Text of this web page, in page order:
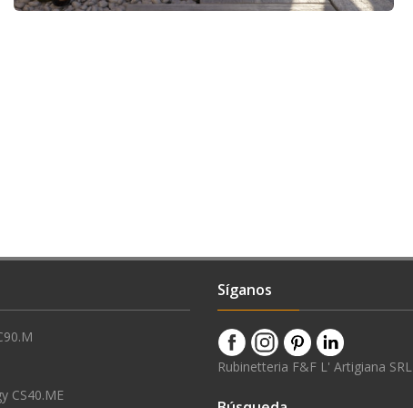
CS40.ME
Síganos
Rubinetteria F&F L' Artigiana SRL